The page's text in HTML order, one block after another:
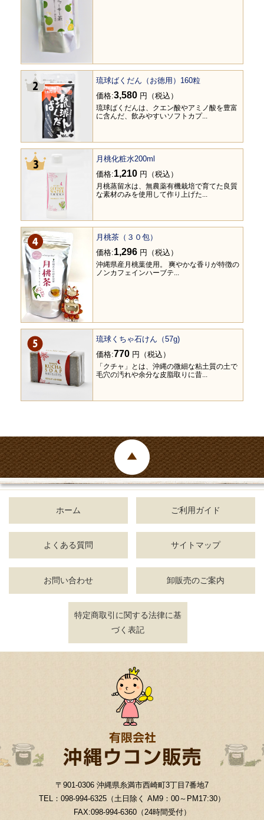
琉球ばくだん（お徳用）160粒
価格:3,580 円（税込）
琉球ばくだんは、クエン酸やアミノ酸を豊富
に含んだ、飲みやすいソフトカプ...
月桃化粧水200ml
価格:1,210 円（税込）
月桃蒸留水は、無農薬有機栽培で育てた良質
な素材のみを使用して作り上げた...
月桃茶（３０包）
価格:1,296 円（税込）
沖縄県産月桃葉使用。 爽やかな香りが特徴の
ノンカフェインハーブテ...
琉球くちゃ石けん（57g)
価格:770 円（税込）
「クチャ」とは、沖縄の微細な粘土質の土で
毛穴の汚れや余分な皮脂取りに昔...
ホーム ご利用ガイド
よくある質問 サイトマップ
お問い合わせ 卸販売のご案内
特定商取引に関する法律に基
づく表記
〒901-0306 沖縄県糸満市西崎町3丁目7番地7
TEL：098-994-6325（土日除く AM9：00～PM17:30）
FAX:098-994-6360（24時間受付）